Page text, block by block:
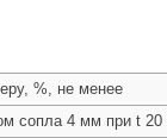
%, не менее
сопла 4 мм при t 20